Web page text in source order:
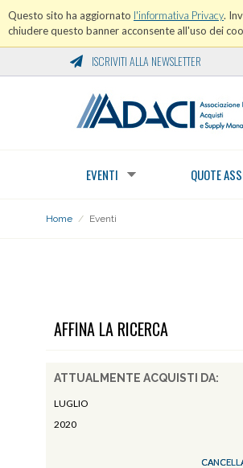
Questo sito ha aggiornato l'informativa Privacy.
chiudere questo banner acconsente all'uso dei
ISCRIVITI ALLA NEWSLETTER
EVENTI QUOTE
Home / Eventi
AFFINA LA RICERCA
ATTUALMENTE ACQUISTI DA:
LUGLIO
2020